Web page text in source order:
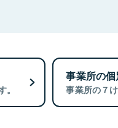
事業所の
事業所の７